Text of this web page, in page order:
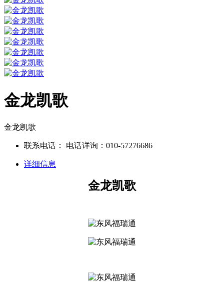
金龙凯歌
金龙凯歌
联系电话： 电话详询：010-57276686
详细信息
金龙凯歌